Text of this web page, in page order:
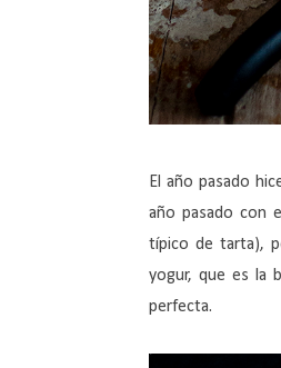
El año pasado
año pasado con
típico de tarta),
yogur, que es la
perfecta.